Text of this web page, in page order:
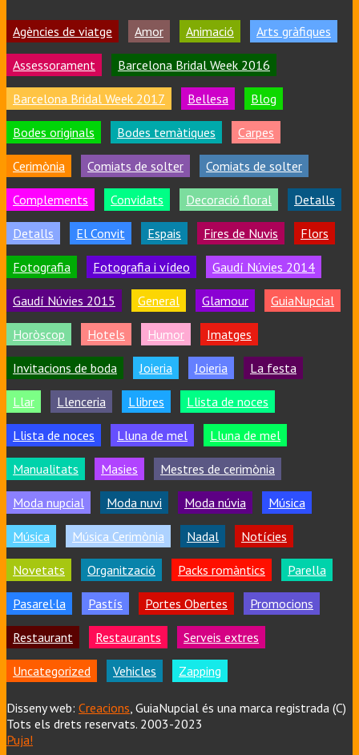
Agències de viatge Amor Animació Arts gràfiques
Assessorament Barcelona Bridal Week 2016
Barcelona Bridal Week 2017 Bellesa Blog
Bodes originals Bodes temàtiques Carpes
Cerimònia Comiats de solter Comiats de solter
Complements Convidats Decoració floral Detalls
Detalls El Convit Espais Fires de Nuvis Flors
Fotografia Fotografia i vídeo Gaudí Núvies 2014
Gaudí Núvies 2015 General Glamour GuiaNupcial
Horòscop Hotels Humor Imatges
Invitacions de boda Joieria Joieria La festa
Llar Llenceria Llibres Llista de noces
Llista de noces Lluna de mel Lluna de mel
Manualitats Masies Mestres de cerimònia
Moda nupcial Moda nuvi Moda núvia Música
Música Música Cerimònia Nadal Notícies
Novetats Organització Packs romàntics Parella
Pasarel·la Pastís Portes Obertes Promocions
Restaurant Restaurants Serveis extres
Uncategorized Vehicles Zapping
Disseny web: Creacions, GuiaNupcial és una marca registrada (C)
Tots els drets reservats. 2003-2023
Puja!